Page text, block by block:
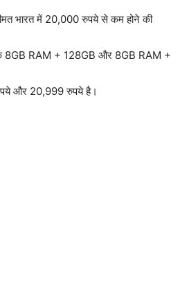
भारत में 20,000 रुपये से कम होने की
RAM + 128GB और 8GB RAM +
और 20,999 रुपये है।